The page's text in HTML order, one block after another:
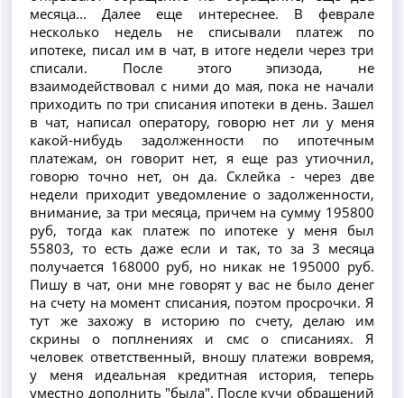
месяца... Далее еще интереснее. В феврале
несколько недель не списывали платеж по
ипотеке, писал им в чат, в итоге недели через три
списали. После этого эпизода, не
взаимодействовал с ними до мая, пока не начали
приходить по три списания ипотеки в день. Зашел
в чат, написал оператору, говорю нет ли у меня
какой-нибудь задолженности по ипотечным
платежам, он говорит нет, я еще раз утиочнил,
говорю точно нет, он да. Склейка - через две
недели приходит уведомление о задолженности,
внимание, за три месяца, причем на сумму 195800
руб, тогда как платеж по ипотеке у меня был
55803, то есть даже если и так, то за 3 месяца
получается 168000 руб, но никак не 195000 руб.
Пишу в чат, они мне говорят у вас не было денег
на счету на момент списания, поэтом просрочки. Я
тут же захожу в историю по счету, делаю им
скрины о поплнениях и смс о списаниях. Я
человек ответственный, вношу платежи вовремя,
у меня идеальная кредитная история, теперь
уместно дополнить "была". После кучи обращений